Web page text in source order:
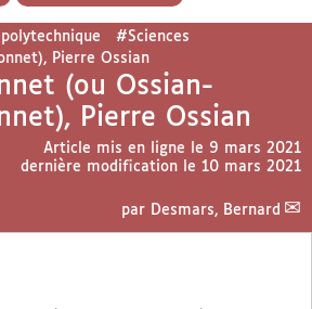
#Sciences
Pierre Ossian
(ou Ossian-
Pierre Ossian
Article mis en ligne le 9 mars 2021
dernière modification le 10 mars 2021
par Desmars, Bernard